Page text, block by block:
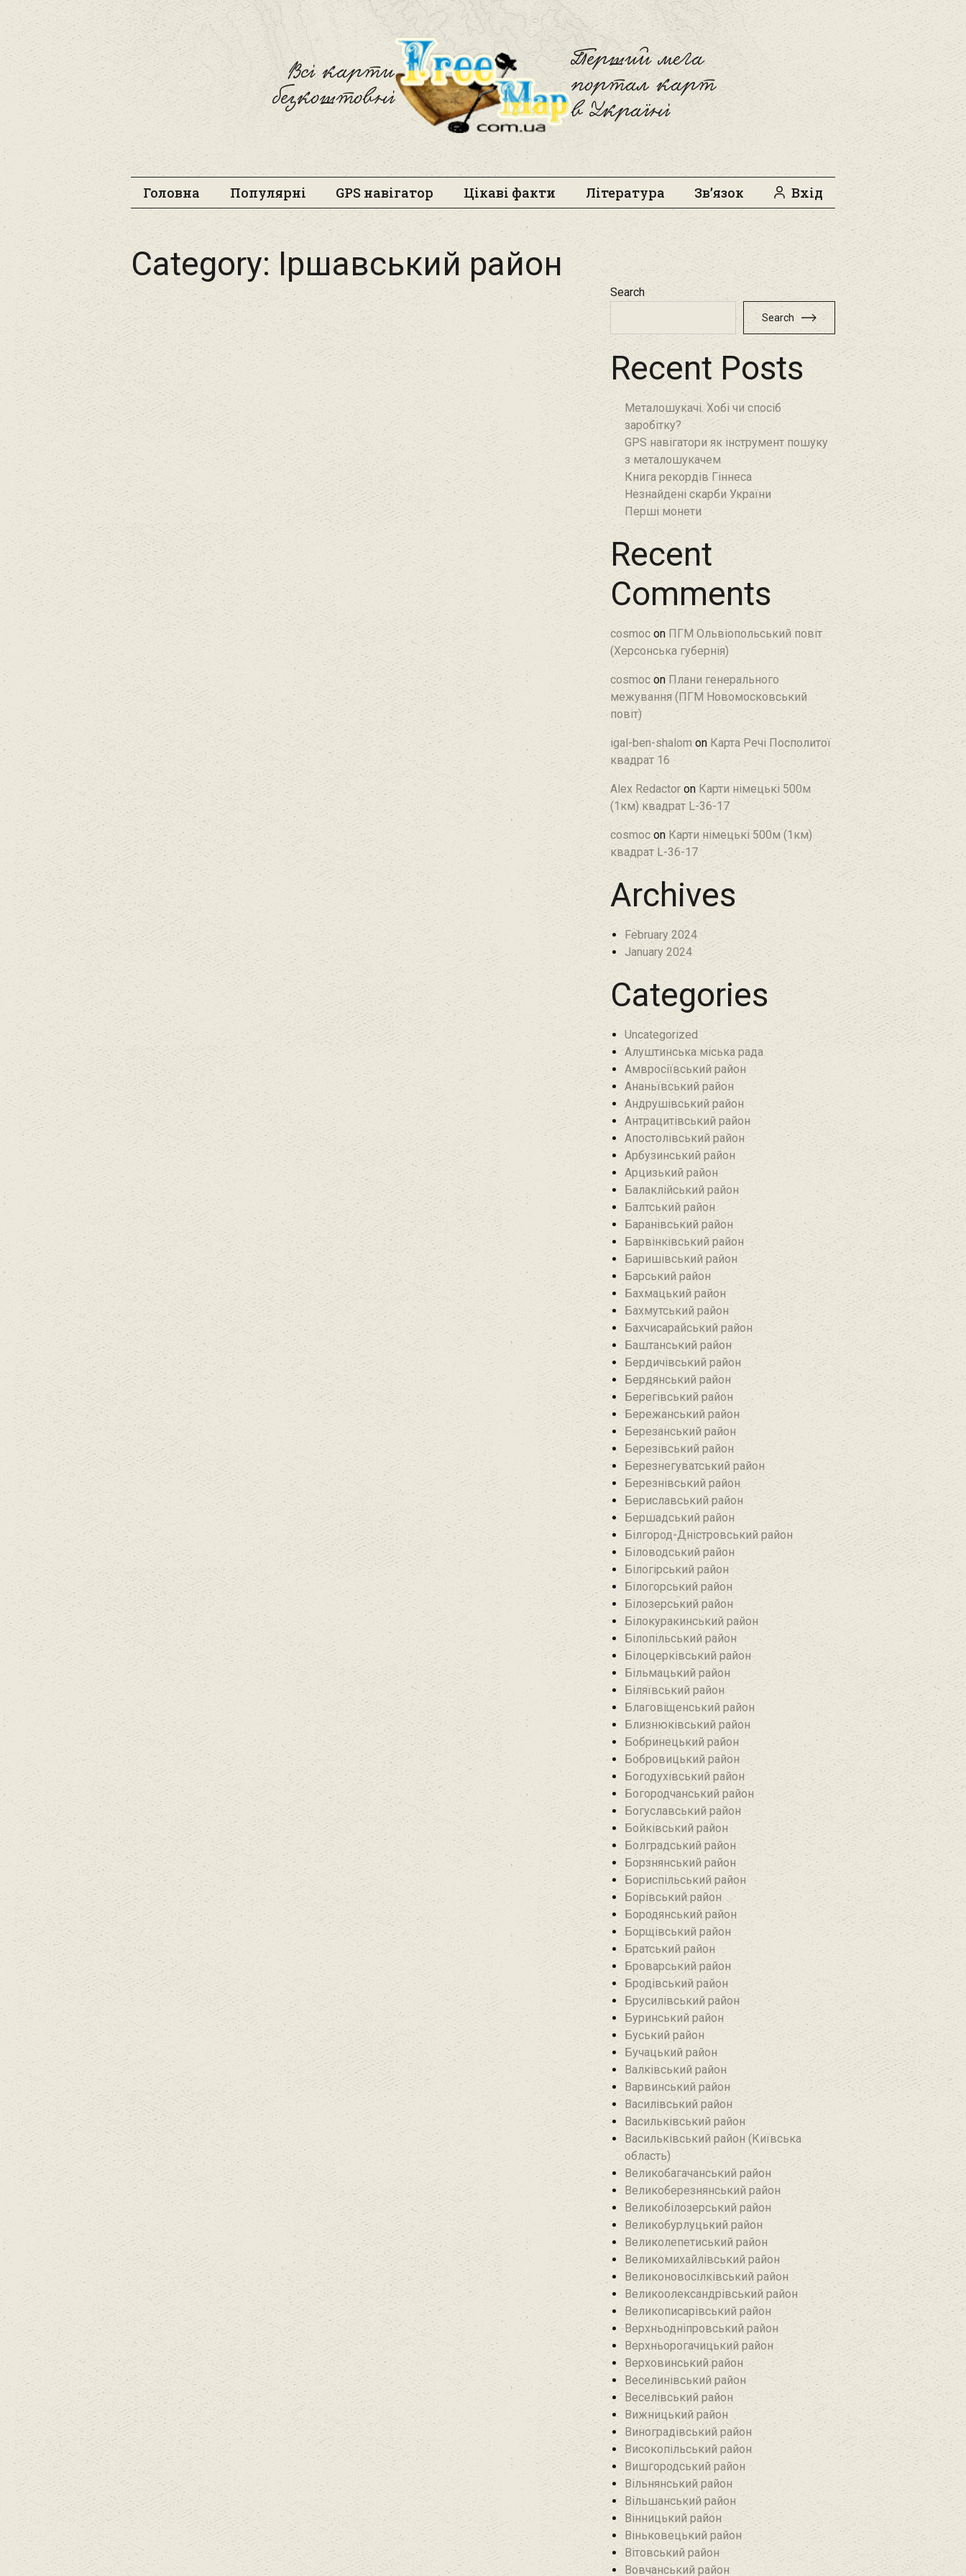
Всі карти
безкоштовні
Freemap
Перший мега
портал карт
в Україні
Головна Популярні GPS навігатор Цікаві факти Література Зв’язок Вхід
Category:Іршавський район
Search
Search
Recent Posts
Металошукачі. Хобі чи спосіб
заробітку?
GPS навігатори як інструмент пошуку
з металошукачем
Книга рекордів Гіннеса
Незнайдені скарби України
Перші монети
Recent
Comments
cosmocon ПГМ Ольвіопольський повіт
(Херсонська губернія)
cosmocon Плани генерального
межування (ПГМ Новомосковський
повіт)
igal-ben-shalomon Карта Речі Посполитої
квадрат 16
Alex Redactoron Карти німецькі 500м
(1км) квадрат L-36-17
cosmocon Карти німецькі 500м (1км)
квадрат L-36-17
Archives
February 2024
January 2024
Categories
Uncategorized
Алуштинська міська рада
Амвросіївський район
Ананьївський район‎
Андрушівський район‎
Антрацитівський район‎
Апостолівський район
Арбузинський район‎
Арцизький район‎
Балаклійський район
Балтський район‎
Баранівський район‎
Барвінківський район
Баришівський район
Барський район
Бахмацький район
Бахмутський район
Бахчисарайський район
Баштанський район
Бердичівський район
Бердянський район
Берегівський район
Бережанський район‎
Березанський район‎
Березівський район
Березнегуватський район‎
Березнівський район‎
Бериславський район
Бершадський район
Білгород-Дністровський район
Біловодський район‎
Білогірський район
Білогорський район
Білозерський район
Білокуракинський район‎
Білопільський район
Білоцерківський район
Більмацький район
Біляївський район‎
Благовіщенський район
Близнюківський район
Бобринецький район
Бобровицький район
Богодухівський район
Богородчанський район
Богуславський район
Бойківський район
Болградський район
Борзнянський район
Бориспільський район
Борівський район
Бородянський район
Борщівський район‎
Братський район‎
Броварський район
Бродівський район‎
Брусилівський район‎
Буринський район
Буський район‎
Бучацький район
Валківський район
Варвинський район
Василівський район
Васильківський район
Васильківський район (Київська
область)
Великобагачанський район
Великоберезнянський район
Великобілозерський район‎
Великобурлуцький район
Великолепетиський район
Великомихайлівський район‎
Великоновосілківський район‎
Великоолександрівський район
Великописарівський район
Верхньодніпровський район
Верхньорогачицький район
Верховинський район
Веселинівський район‎
Веселівський район‎
Вижницький район
Виноградівський район
Високопільський район
Вишгородський район
Вільнянський район‎
Вільшанський район
Вінницький район
Віньковецький район
Вітовський район
Вовчанський район